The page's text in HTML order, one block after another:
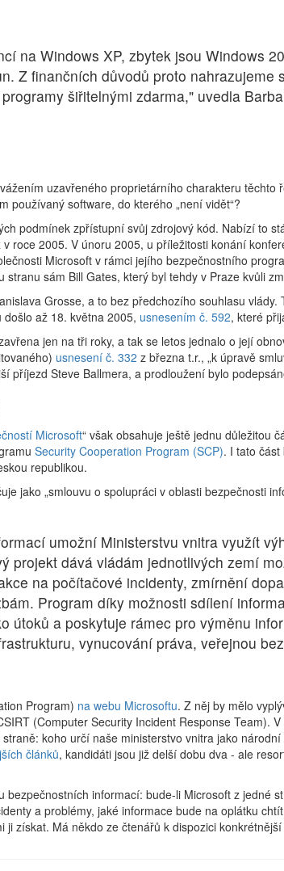
na Windows XP, zbytek jsou Windows
Z finančních důvodů proto nahrazujeme
šiřitelnými zdarma," uvedla
uzavřeného proprietárního charakteru těchto
používaný software, do kterého „není vidět“?
podmínek zpřístupní svůj zdrojový kód. Nabízí to
roce 2005. V únoru 2005, u příležitosti konání
Microsoft v rámci jejího bezpečnostního
sám Bill Gates, který byl tehdy v Praze kvůli
Grosse, a to bez předchozího souhlasu vlády.
až 18. května 2005, usnesením č. 592, které
jen na tři roky, a tak se letos jednalo o její
usnesení č. 332 z března t.r., „k úpravě
příjezd Steve Ballmera, a prodloužení bylo
Microsoft“ však obsahuje ještě jednu důležitou
Security Cooperation Program (SCP). I tato
republikou.
jako „smlouvu o spolupráci v oblasti bezpečnosti
umožní Ministerstvu vnitra využít
projekt dává vládám jednotlivých zemí
na počítačové incidenty, zmírnění
Program díky možnosti sdílení
útoků a poskytuje rámec pro výměnu
vynucování práva, veřejnou
Program) na webu Microsoftu. Z něj by mělo
(Computer Security Incident Response Team).
koho určí naše ministerstvo vnitra jako
článků, kandidáti jsou již delší dobu dva - ale
informací: bude-li Microsoft z jedné
a problémy, jaké informace bude na oplátku
získat. Má někdo ze čtenářů k dispozici